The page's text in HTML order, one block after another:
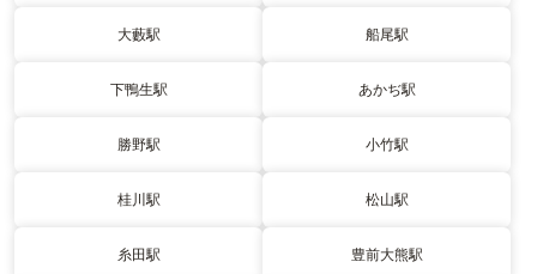
大藪駅 船尾駅
下鴨生駅 あかぢ駅
勝野駅 小竹駅
桂川駅 松山駅
糸田駅 豊前大熊駅